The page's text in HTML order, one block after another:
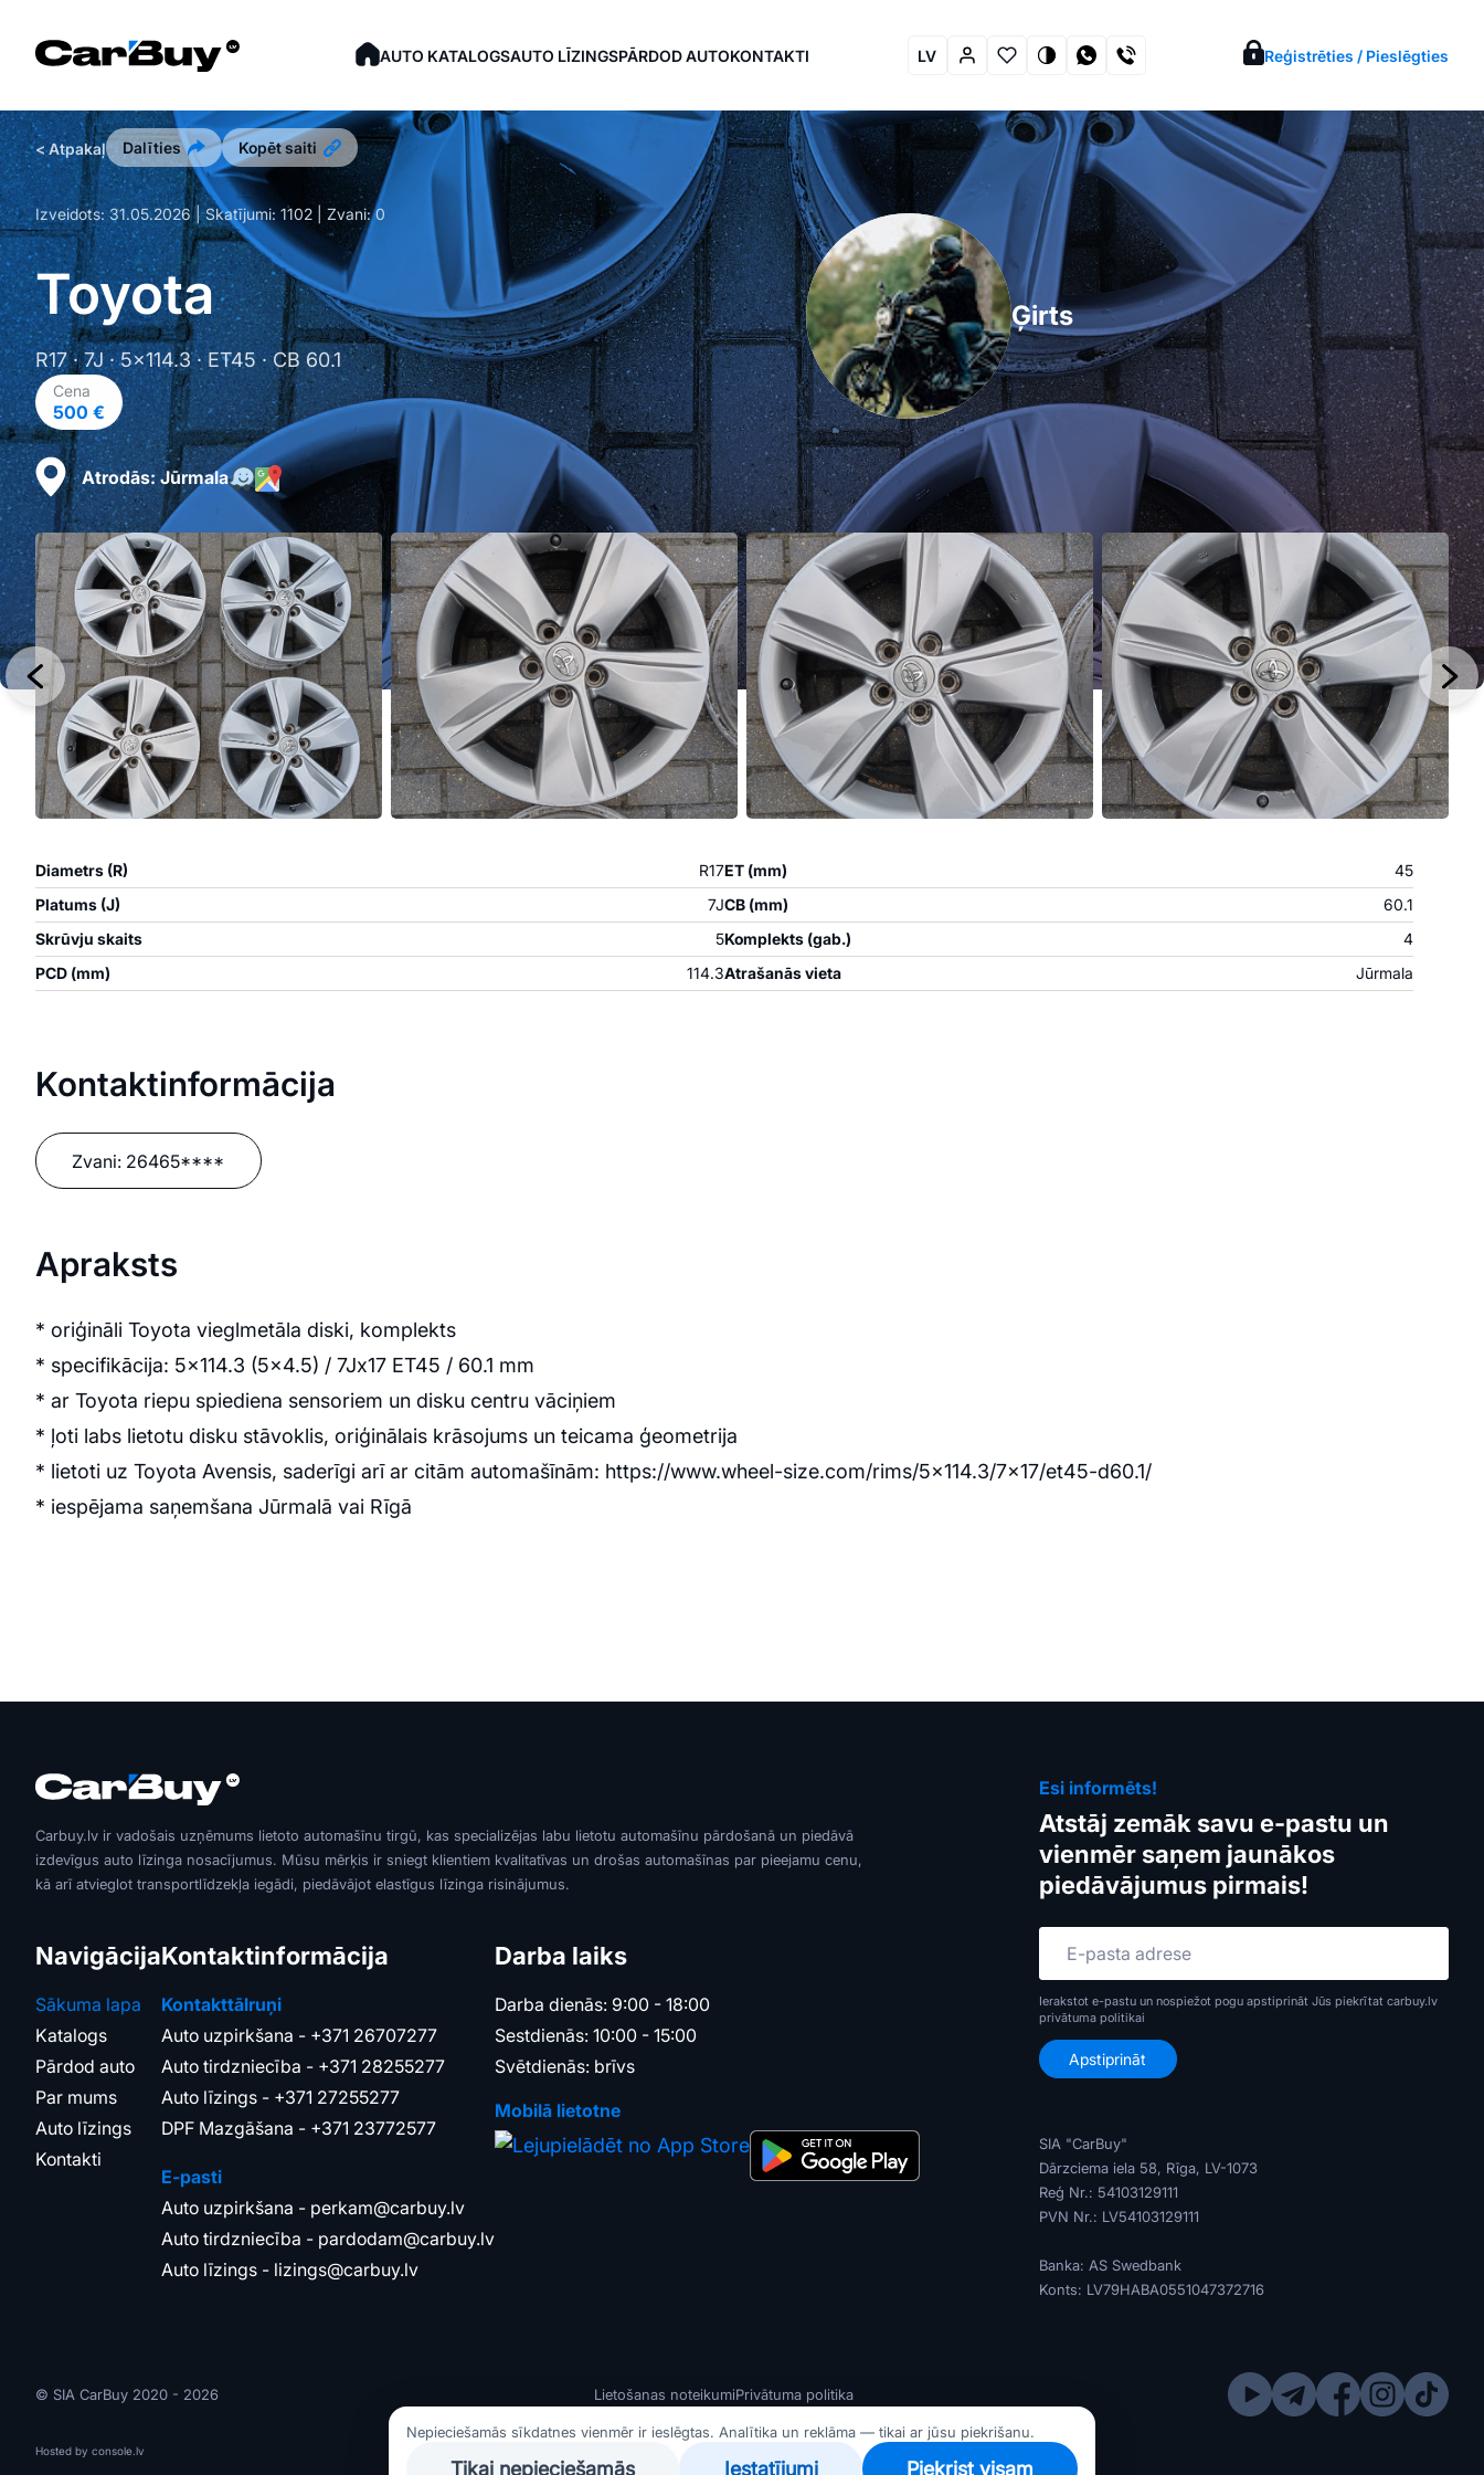
AUTO KATALOGSAUTO LĪZINGSPĀRDOD AUTOKONTAKTI LV Reģistrēties / Pieslēgties
< Atpakaļ Dalīties Kopēt saiti
Izveidots:31.05.2026| Skatījumi: 1102 | Zvani:0
Toyota
R17 · 7J · 5x114.3 · ET45 · CB 60.1
Cena
500 €
Ģirts
Atrodās:Jūrmala
Diametrs (R)
R17
Platums (J)
7J
Skrūvju skaits
5
PCD (mm)
114.3
ET (mm)
45
CB (mm)
60.1
Komplekts (gab.)
4
Atrašanās vieta
Jūrmala
Kontaktinformācija
Zvani: 26465****
Apraksts
* oriģināli Toyota vieglmetāla diski, komplekts
* specifikācija: 5x114.3 (5x4.5) / 7Jx17 ET45 / 60.1 mm
* ar Toyota riepu spiediena sensoriem un disku centru vāciņiem
* ļoti labs lietotu disku stāvoklis, oriģinālais krāsojums un teicama ģeometrija
* lietoti uz Toyota Avensis, saderīgi arī ar citām automašīnām: https://www.wheel-size.com/rims/5x114.3/7x17/et45-d60.1/
* iespējama saņemšana Jūrmalā vai Rīgā
Carbuy.lv ir vadošais uzņēmums lietoto automašīnu tirgū, kas specializējas labu lietotu automašīnu pārdošanā un piedāvā
izdevīgus auto līzinga nosacījumus. Mūsu mērķis ir sniegt klientiem kvalitatīvas un drošas automašīnas par pieejamu cenu,
kā arī atvieglot transportlīdzekļa iegādi, piedāvājot elastīgus līzinga risinājumus.
Navigācija
Sākuma lapa
Katalogs
Pārdod auto
Par mums
Auto līzings
Kontakti
Kontaktinformācija
Kontakttālruņi
Auto uzpirkšana - +371 26707277
Auto tirdzniecība - +371 28255277
Auto līzings - +371 27255277
DPF Mazgāšana - +371 23772577
E-pasti
Auto uzpirkšana - perkam@carbuy.lv
Auto tirdzniecība - pardodam@carbuy.lv
Auto līzings - lizings@carbuy.lv
Darba laiks
Darba dienās: 9:00 - 18:00
Sestdienās: 10:00 - 15:00
Svētdienās: brīvs
Mobilā lietotne
Esi informēts!
Atstāj zemāk savu e-pastu un
vienmēr saņem jaunākos
piedāvājumus pirmais!
Ierakstot e-pastu un nospiežot pogu apstiprināt Jūs piekrītat carbuy.lv
privātuma politikai
SIA "CarBuy"
Dārzciema iela 58, Rīga, LV-1073
Reģ Nr.: 54103129111
PVN Nr.: LV54103129111
Banka: AS Swedbank
Konts: LV79HABA0551047372716
© SIA CarBuy 2020 - 2026 Lietošanas noteikumiPrivātuma politika
Hosted by console.lv
Nepieciešamās sīkdatnes vienmēr ir ieslēgtas. Analītika un reklāma — tikai ar jūsu piekrišanu.
Tikai nepieciešamās Iestatījumi Piekrist visam